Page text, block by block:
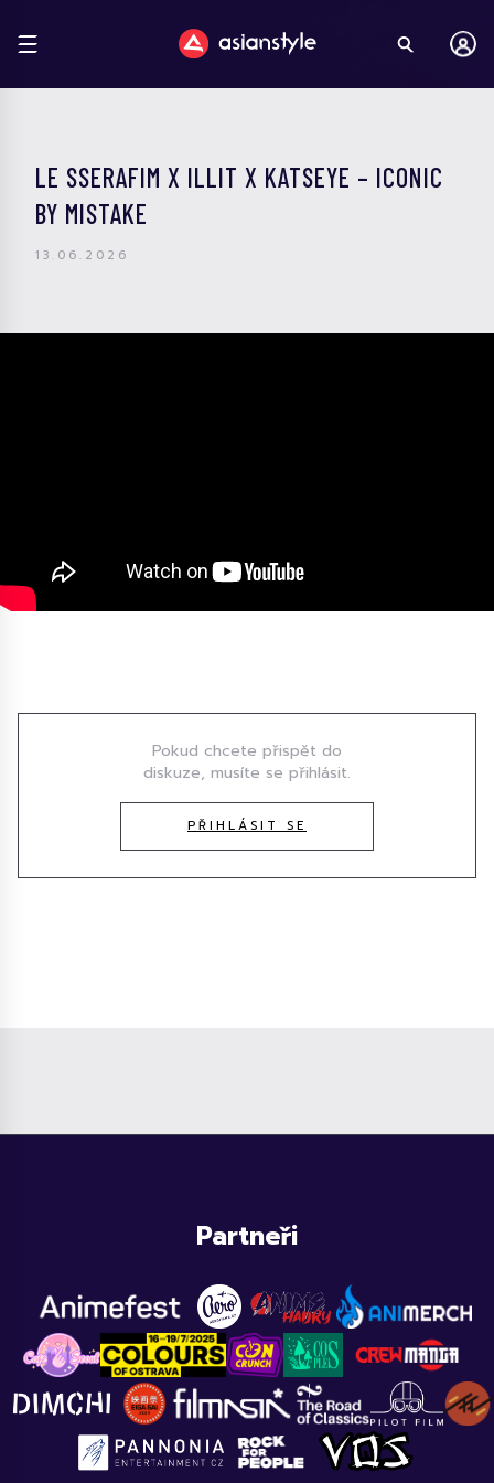
LE SSERAFIM X ILLIT X KATSEYE – ICONIC
BY MISTAKE
13.06.2026
Pokud chcete přispět do
diskuze, musíte se přihlásit.
PŘIHLÁSIT SE
Partneři